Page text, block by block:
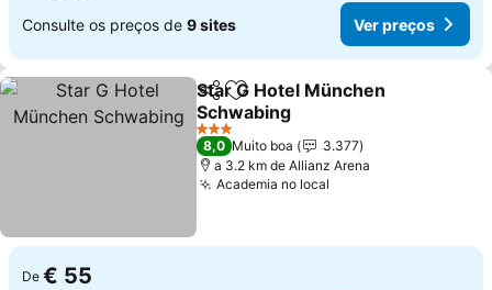
Consulte os preços de 9 sites Ver preços
PartilharAdicionar aos favoritos
Star G Hotel München
Schwabing
3 Estrelas
8,0 Muito boa
3.377
a 3.2 km de Allianz Arena
Academia no local
De € 55